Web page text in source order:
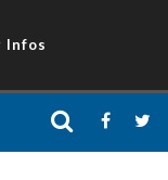
Infos